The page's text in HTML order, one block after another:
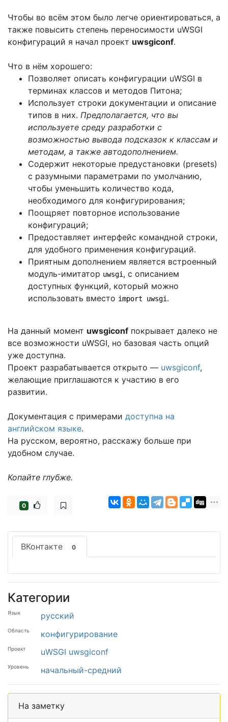
Чтобы во всём этом было легче ориентироваться, а
также повысить степень переносимости uWSGI
конфигураций я начал проект uwsgiconf.
Что в нём хорошего:
Позволяет описать конфигурации uWSGI в
терминах классов и методов Питона;
Использует строки документации и описание
типов в них. Предполагается, что вы
используете среду разработки с
возможностью вывода подсказок к классам и
методам, а также автодополнением.
Содержит некоторые предустановки (presets)
с разумными параметрами по умолчанию,
чтобы уменьшить количество кода,
необходимого для конфигурирования;
Поощряет повторное использование
конфигураций;
Предоставляет интерфейс командной строки,
для удобного применения конфигураций.
Приятным дополнением является встроенный
модуль-имитатор uwsgi , с описанием
доступных функций, который можно
использовать вместо import uwsgi .
На данный момент uwsgiconf покрывает далеко не
все возможности uWSGI, но базовая часть опций
уже доступна.
Проект разрабатывается открыто — uwsgiconf,
желающие приглашаются к участию в его
развитии.
Документация с примерами доступна на
английском языке.
На русском, вероятно, расскажу больше при
удобном случае.
Копайте глубже.
0
ВКонтакте 0
Категории
Язык русский
Область конфигурирование
Проект uWSGI uwsgiconf
Уровень начальный-средний
На заметку